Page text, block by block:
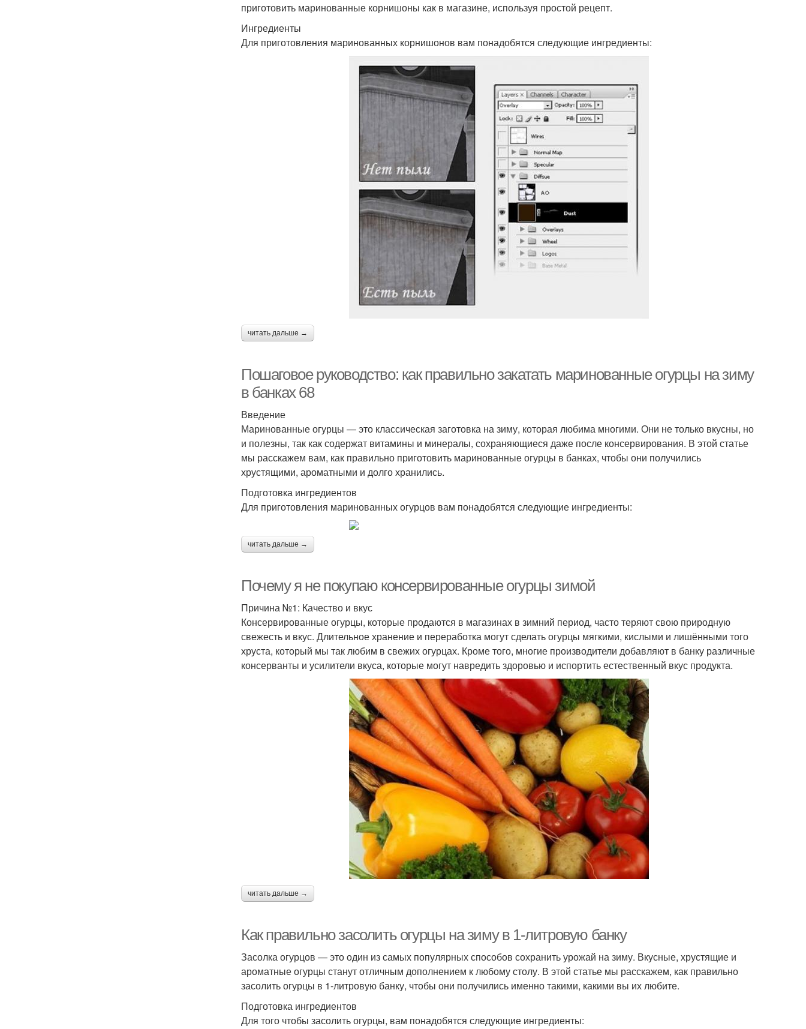
приготовить маринованные корнишоны как в магазине, используя простой рецепт.
Ингредиенты
Для приготовления маринованных корнишонов вам понадобятся следующие ингредиенты:
читать дальше →
Пошаговое руководство: как правильно закатать маринованные огурцы на зиму
в банках 68
Введение
Маринованные огурцы — это классическая заготовка на зиму, которая любима многими. Они не только вкусны, но
и полезны, так как содержат витамины и минералы, сохраняющиеся даже после консервирования. В этой статье
мы расскажем вам, как правильно приготовить маринованные огурцы в банках, чтобы они получились
хрустящими, ароматными и долго хранились.
Подготовка ингредиентов
Для приготовления маринованных огурцов вам понадобятся следующие ингредиенты:
читать дальше →
Почему я не покупаю консервированные огурцы зимой
Причина №1: Качество и вкус
Консервированные огурцы, которые продаются в магазинах в зимний период, часто теряют свою природную
свежесть и вкус. Длительное хранение и переработка могут сделать огурцы мягкими, кислыми и лишёнными того
хруста, который мы так любим в свежих огурцах. Кроме того, многие производители добавляют в банку различные
консерванты и усилители вкуса, которые могут навредить здоровью и испортить естественный вкус продукта.
читать дальше →
Как правильно засолить огурцы на зиму в 1-литровую банку
Засолка огурцов — это один из самых популярных способов сохранить урожай на зиму. Вкусные, хрустящие и
ароматные огурцы станут отличным дополнением к любому столу. В этой статье мы расскажем, как правильно
засолить огурцы в 1-литровую банку, чтобы они получились именно такими, какими вы их любите.
Подготовка ингредиентов
Для того чтобы засолить огурцы, вам понадобятся следующие ингредиенты: